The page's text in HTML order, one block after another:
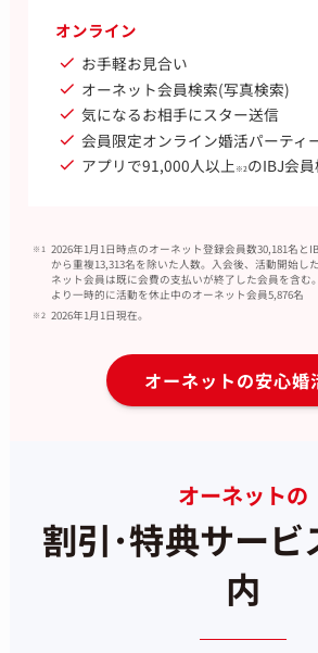
オンライン
お手軽お見合い
オーネット会員検索(写真検索)
気になるお相手にスター送信
会員限定オンライン婚活パーティ
アプリで91,000人以上 ※2のIBJ会
2026年1月1日時点のオーネット登録会員数30,181名と
から重複13,313名を除いた人数。入会後、活動開始し
ネット会員は既に会費の支払いが終了した会員を含む
より一時的に活動を休止中のオーネット会員5,876名
2026年1月1日現在。
オーネットの安心婚
オーネットの
割引･特典サービ
内